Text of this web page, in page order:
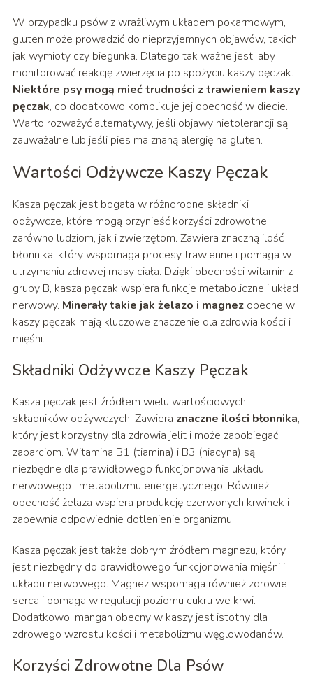
W przypadku psów z wrażliwym układem pokarmowym,
gluten może prowadzić do nieprzyjemnych objawów, takich
jak wymioty czy biegunka. Dlatego tak ważne jest, aby
monitorować reakcję zwierzęcia po spożyciu kaszy pęczak.
Niektóre psy mogą mieć trudności z trawieniem kaszy
pęczak, co dodatkowo komplikuje jej obecność w diecie.
Warto rozważyć alternatywy, jeśli objawy nietolerancji są
zauważalne lub jeśli pies ma znaną alergię na gluten.
Wartości Odżywcze Kaszy Pęczak
Kasza pęczak jest bogata w różnorodne składniki
odżywcze, które mogą przynieść korzyści zdrowotne
zarówno ludziom, jak i zwierzętom. Zawiera znaczną ilość
błonnika, który wspomaga procesy trawienne i pomaga w
utrzymaniu zdrowej masy ciała. Dzięki obecności witamin z
grupy B, kasza pęczak wspiera funkcje metaboliczne i układ
nerwowy. Minerały takie jak żelazo i magnezobecne w
kaszy pęczak mają kluczowe znaczenie dla zdrowia kości i
mięśni.
Składniki Odżywcze Kaszy Pęczak
Kasza pęczak jest źródłem wielu wartościowych
składników odżywczych. Zawiera znaczne ilości błonnika,
który jest korzystny dla zdrowia jelit i może zapobiegać
zaparciom. Witamina B1 (tiamina) i B3 (niacyna) są
niezbędne dla prawidłowego funkcjonowania układu
nerwowego i metabolizmu energetycznego. Również
obecność żelaza wspiera produkcję czerwonych krwinek i
zapewnia odpowiednie dotlenienie organizmu.
Kasza pęczak jest także dobrym źródłem magnezu, który
jest niezbędny do prawidłowego funkcjonowania mięśni i
układu nerwowego. Magnez wspomaga również zdrowie
serca i pomaga w regulacji poziomu cukru we krwi.
Dodatkowo, mangan obecny w kaszy jest istotny dla
zdrowego wzrostu kości i metabolizmu węglowodanów.
Korzyści Zdrowotne Dla Psów